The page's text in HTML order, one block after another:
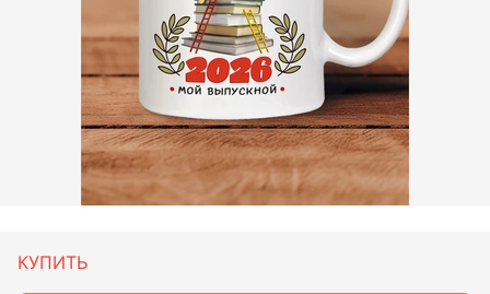
КУПИТЬ